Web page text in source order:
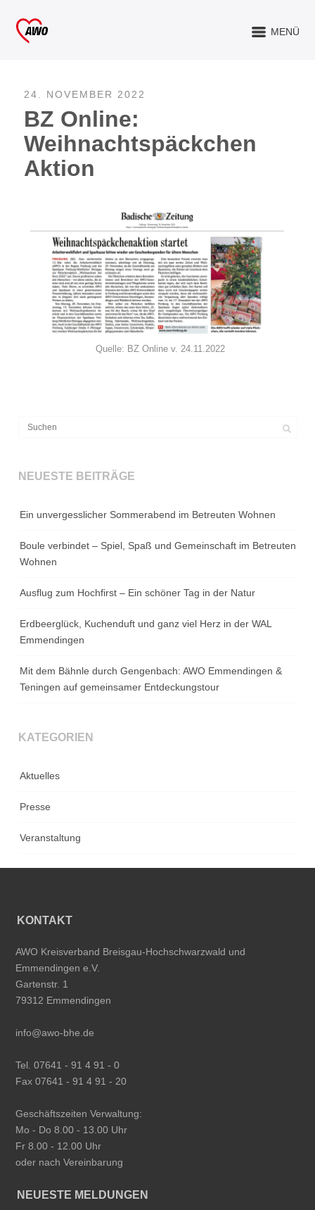
MENÜ
24. NOVEMBER 2022
BZ Online:
Weihnachtspäckchen
Aktion
Quelle: BZ Online v. 24.11.2022
NEUESTE BEITRÄGE
Ein unvergesslicher Sommerabend im Betreuten Wohnen
Boule verbindet – Spiel, Spaß und Gemeinschaft im Betreuten
Wohnen
Ausflug zum Hochfirst – Ein schöner Tag in der Natur
Erdbeerglück, Kuchenduft und ganz viel Herz in der WAL
Emmendingen
Mit dem Bähnle durch Gengenbach: AWO Emmendingen &
Teningen auf gemeinsamer Entdeckungstour
KATEGORIEN
Aktuelles
Presse
Veranstaltung
KONTAKT
AWO Kreisverband Breisgau-Hochschwarzwald und
Emmendingen e.V.
Gartenstr. 1
79312 Emmendingen
info@awo-bhe.de
Tel. 07641 - 91 4 91 - 0
Fax 07641 - 91 4 91 - 20
Geschäftszeiten Verwaltung:
Mo - Do 8.00 - 13.00 Uhr
Fr 8.00 - 12.00 Uhr
oder nach Vereinbarung
NEUESTE MELDUNGEN